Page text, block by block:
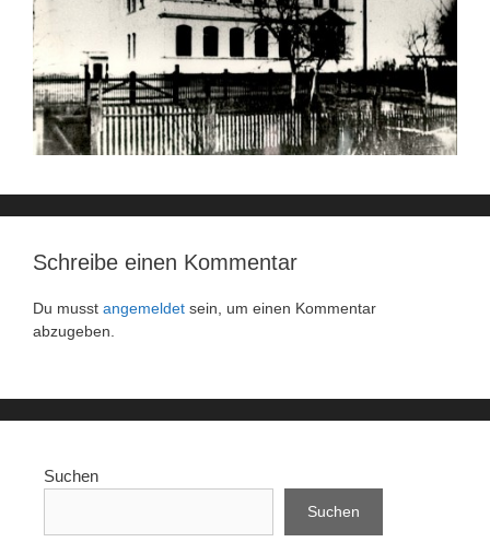
Schreibe einen Kommentar
Du musst angemeldet sein, um einen Kommentar
abzugeben.
Suchen
Suchen